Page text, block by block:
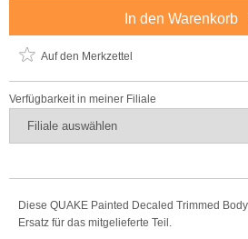
In den Warenkorb
Auf den Merkzettel
Verfügbarkeit in meiner Filiale
Diese QUAKE Painted Decaled Trimmed
Ersatz für das mitgelieferte Teil.